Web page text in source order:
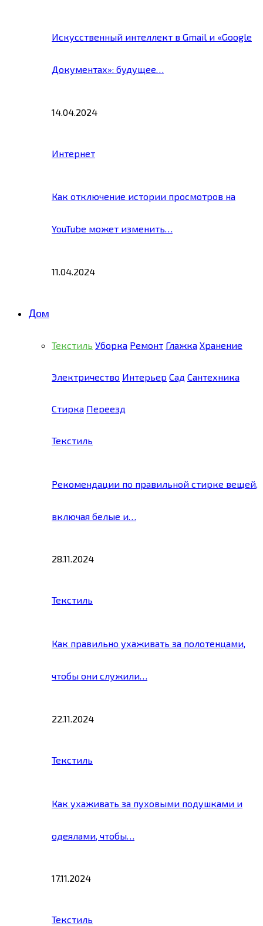
Искусственный интеллект в Gmail и «Google
Документах»: будущее…
14.04.2024
Интернет
Как отключение истории просмотров на
YouTube может изменить…
11.04.2024
Дом
Текстиль Уборка Ремонт Глажка Хранение
Электричество Интерьер Сад Сантехника
Стирка Переезд
Текстиль
Рекомендации по правильной стирке вещей,
включая белые и…
28.11.2024
Текстиль
Как правильно ухаживать за полотенцами,
чтобы они служили…
22.11.2024
Текстиль
Как ухаживать за пуховыми подушками и
одеялами, чтобы…
17.11.2024
Текстиль